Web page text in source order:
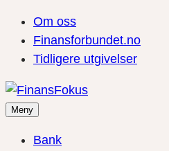
Om oss
Finansforbundet.no
Tidligere utgivelser
Meny
Bank